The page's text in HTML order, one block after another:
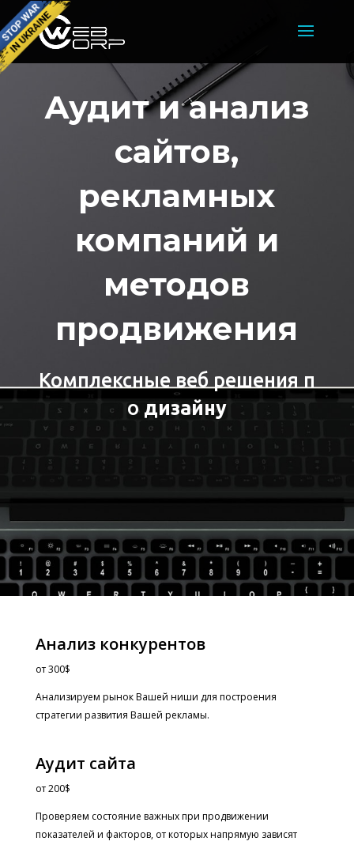
Аудит и анализ
сайтов,
рекламных
компаний и
методов
продвижения
Комплексные веб решения п
о дизайну
Анализ конкурентов
от300$
Анализируем рынок Вашей ниши для построения
стратегии развития Вашей рекламы.
Аудит сайта
от200$
Проверяем состояние важных при продвижении
показателей и факторов, от которых напрямую зависят